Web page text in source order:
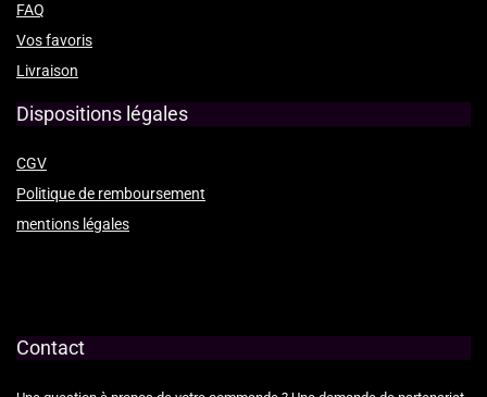
FAQ
Vos favoris
Livraison
Dispositions légales
CGV
Politique de remboursement
mentions légales
Contact